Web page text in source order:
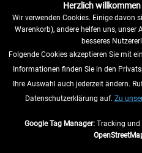
VERTRAG WIDERRUFEN
INFORMATIONEN
Herzlich
Wir verwenden Cookies. Einige davon
Warenkorb), andere helfen uns, unser
besseres
Folgende Cookies akzeptieren Sie mit
Informationen finden Sie in den
Ihre Auswahl auch jederzeit ändern.
Datenschutzerklärung auf. Zu
Google Tag Manager:Tracking und